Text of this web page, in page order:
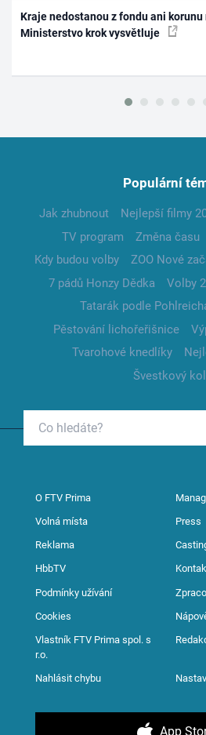
Kraje nedostanou z fondu ani
Ministerstvo krok vysvětluje
Populární
Jak zhubnout Nejlepší filmy
TV program
Změna času
Kdy budou volby
ZOO Nové
7 pádů Honzy Dědka
Volby
Tatarák podle
Pěstování lichořeřišnice
Tvarohové knedlíky
Švestkový
O FTV Prima
Volná místa Press
Reklama
HbbTV
Podmínky užívání
Cookies
Vlastník FTV Prima spol. s
r.o.
Nahlásit chybu
App